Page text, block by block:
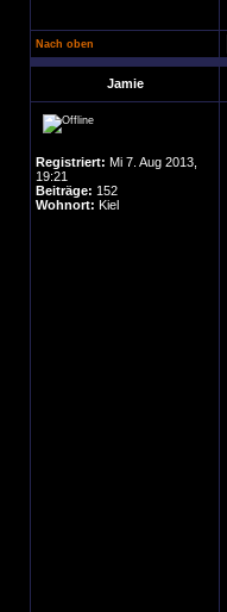
Nach oben
Jamie
Registriert: Mi 7. Aug 2013,
19:21
Beiträge: 152
Wohnort: Kiel